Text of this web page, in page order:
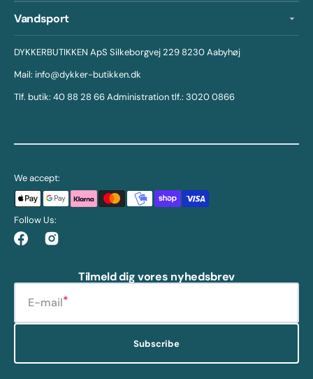
Vandsport
DYKKERBUTIKKEN ApS Silkeborgvej 229 8230 Aabyhøj
Mail: info@dykker-butikken.dk
Tlf. butik: 40 88 28 66 Administration tlf.: 3020 0866
We accept:
Follow Us:
FacebookInstagram
Tilmeld dig vores nyhedsbrev
E-mail
Subscribe